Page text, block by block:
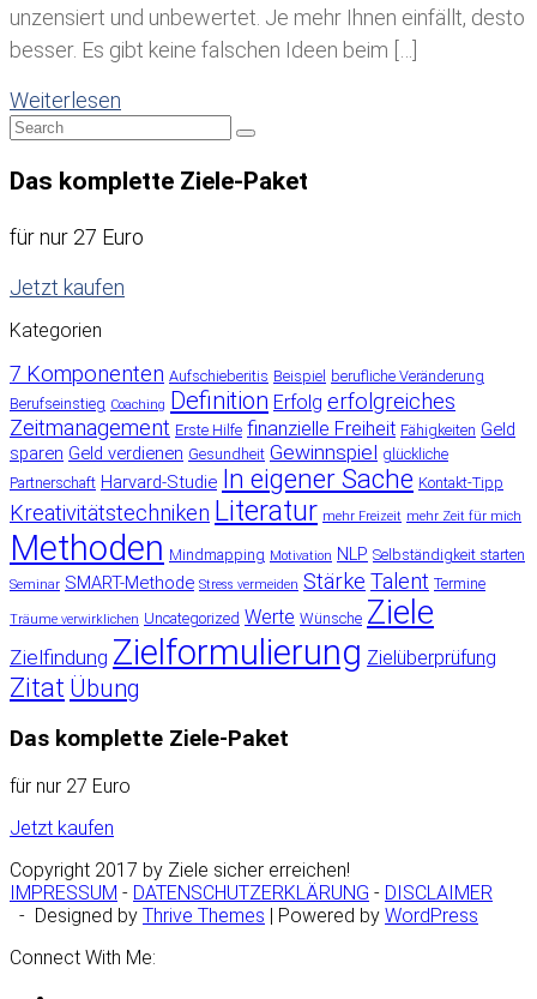
unzensiert und unbewertet. Je mehr Ihnen einfällt, desto
besser. Es gibt keine falschen Ideen beim […]
Weiterlesen
Das komplette Ziele-Paket
für nur 27 Euro
Jetzt kaufen
Kategorien
7 Komponenten Aufschieberitis Beispiel berufliche Veränderung
Berufseinstieg Coaching Definition Erfolg erfolgreiches
Zeitmanagement Erste Hilfe finanzielle Freiheit Fähigkeiten Geld
sparen Geld verdienen Gesundheit Gewinnspiel glückliche
Partnerschaft Harvard-Studie In eigener Sache Kontakt-Tipp
Kreativitätstechniken Literatur mehr Freizeit mehr Zeit für mich
Methoden Mindmapping Motivation NLP Selbständigkeit starten
Seminar SMART-Methode Stress vermeiden Stärke Talent Termine
Träume verwirklichen Uncategorized Werte Wünsche Ziele
Zielfindung Zielformulierung Zielüberprüfung
Zitat Übung
Das komplette Ziele-Paket
für nur 27 Euro
Jetzt kaufen
Copyright 2017 by Ziele sicher erreichen!
IMPRESSUM - DATENSCHUTZERKLÄRUNG - DISCLAIMER
- Designed by Thrive Themes | Powered by WordPress
Connect With Me: